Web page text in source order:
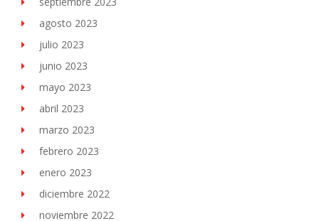
agosto 2023
julio 2023
junio 2023
mayo 2023
abril 2023
marzo 2023
febrero 2023
enero 2023
diciembre 2022
noviembre 2022